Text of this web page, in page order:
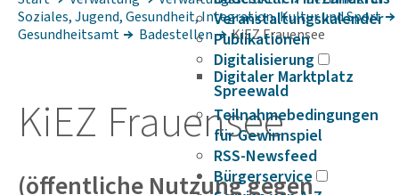
Veranstaltungskalender
Publikationen
Digitalisierung
Digitaler Marktplatz
Spreewald
Teilnahmebedingungen
für Gewinnspiel
RSS-Newsfeed
Bürgerservice
Soziales, Jugend, Gesundheit, Integration, Kultur und Sport
Gesundheitsamt
Badestellen KiEZ Frauensee
KiEZ Frau­ensee
(öffent­liche Nutzung gegen